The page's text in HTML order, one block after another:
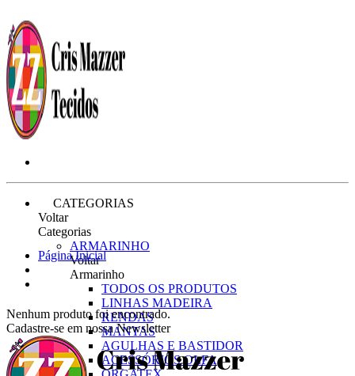
CATEGORIAS
Voltar
Categorias
ARMARINHO
Voltar
Armarinho
TODOS OS PRODUTOS
LINHAS MADEIRA
RENDAS
MANTAS
AGULHAS E BASTIDOR
ACESSÓRIOS OLFA
Página Inicial
Nenhum produto foi encontrado.
Cadastre-se em nossa Newsletter